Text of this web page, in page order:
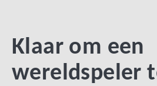
Klaar om een
wereldspeler